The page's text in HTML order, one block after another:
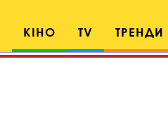
КІНО TV ТРЕНДИ